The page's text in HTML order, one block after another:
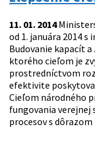
11. 01. 2014
od 1. januára 2014
Budovanie kapacít
ktorého cieľom je
prostredníctvom
efektivite
Cieľom národného
fungovania
procesov s